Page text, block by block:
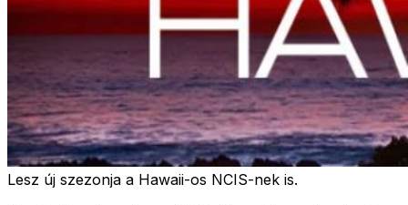
Lesz új szezonja a Hawaii-os NCIS-nek is.